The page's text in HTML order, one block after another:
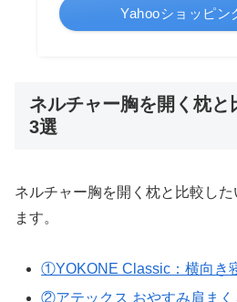
Yahooショッピン
ネルチャー胸を開く枕と
3選
ネルチャー胸を開く枕と比較し
ます。
①YOKONE Classic：横向き
②アテックス おやすみ肩まく